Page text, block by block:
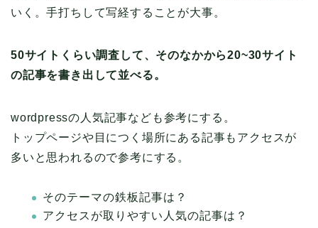
いく。手打ちして写経することが大事。
50サイトくらい調査して、そのなかから20~30サイト
の記事を書き出して並べる。
wordpressの人気記事なども参考にする。
トップページや目につく場所にある記事もアクセスが
多いと思われるので参考にする。
そのテーマの鉄板記事は？
アクセスが取りやすい人気の記事は？